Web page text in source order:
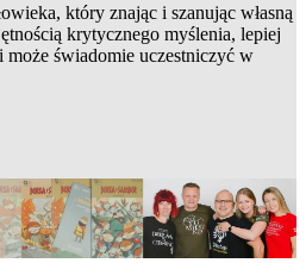
który znając i szanując własną
krytycznego myślenia, lepiej
świadomie uczestniczyć w